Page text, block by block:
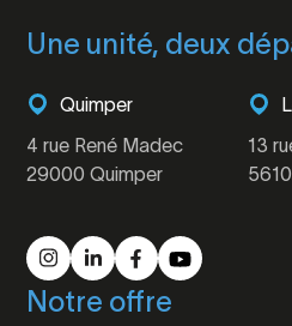
Une unité, deux
Quimper
4 rue René Madec
29000 Quimper
13
Notre offre